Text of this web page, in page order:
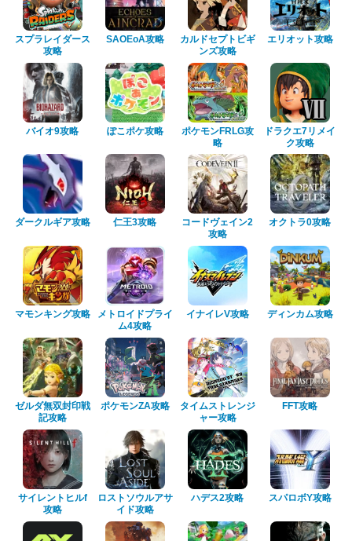
スプラレイダース
攻略
SAOEoA攻略
カルドセプトビギ
ンズ攻略
エリオット攻略
バイオ9攻略 ぽこポケ攻略
ポケモンFRLG攻
略
ドラクエ7リメイ
ク攻略
ダークルギア攻略 仁王3攻略
コードヴェイン2
攻略
オクトラ0攻略
マモンキング攻略
メトロイドプライ
ム4攻略
イナイレV攻略 ディンカム攻略
ゼルダ無双封印戦
記攻略
ポケモンZA攻略
タイムストレンジ
ャー攻略
FFT攻略
サイレントヒルf
攻略
ロストソウルアサ
イド攻略
ハデス2攻略 スパロボY攻略